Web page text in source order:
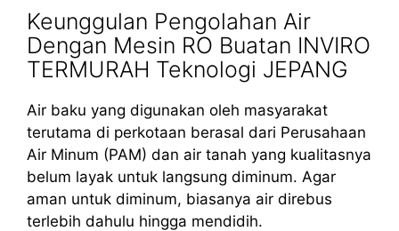
Keunggulan Pengolahan Air
Dengan Mesin RO Buatan INVIRO
TERMURAH Teknologi JEPANG
Air baku yang digunakan oleh masyarakat
terutama di perkotaan berasal dari Perusahaan
Air Minum (PAM) dan air tanah yang kualitasnya
belum layak untuk langsung diminum. Agar
aman untuk diminum, biasanya air direbus
terlebih dahulu hingga mendidih.